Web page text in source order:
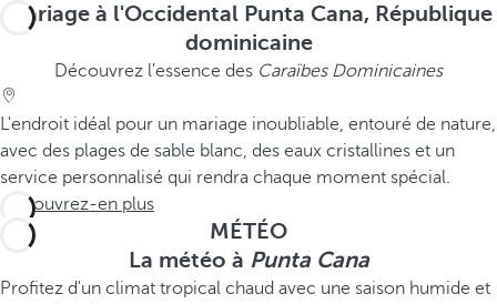
Mariage à l'Occidental Punta Cana, République
dominicaine
Découvrez l'essence des Caraïbes Dominicaines
L'endroit idéal pour un mariage inoubliable, entouré de nature,
avec des plages de sable blanc, des eaux cristallines et un
service personnalisé qui rendra chaque moment spécial.
Découvrez-en plus
MÉTÉO
La météo à Punta Cana
Profitez d'un climat tropical chaud avec une saison humide et